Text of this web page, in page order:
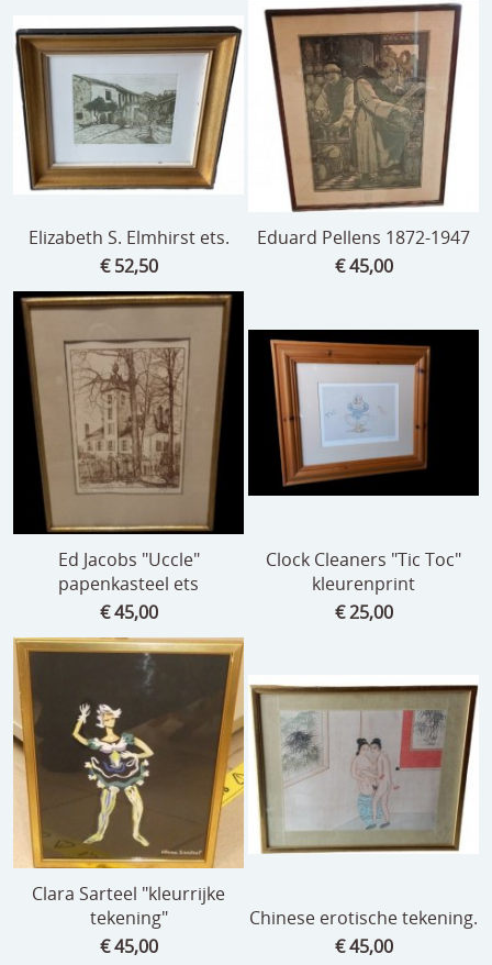
Elizabeth S. Elmhirst ets.
€ 52,50
Eduard Pellens 1872-1947
€ 45,00
Ed Jacobs "Uccle"
papenkasteel ets
€ 45,00
Clock Cleaners "Tic Toc"
kleurenprint
€ 25,00
Clara Sarteel "kleurrijke
tekening"
€ 45,00
Chinese erotische tekening.
€ 45,00